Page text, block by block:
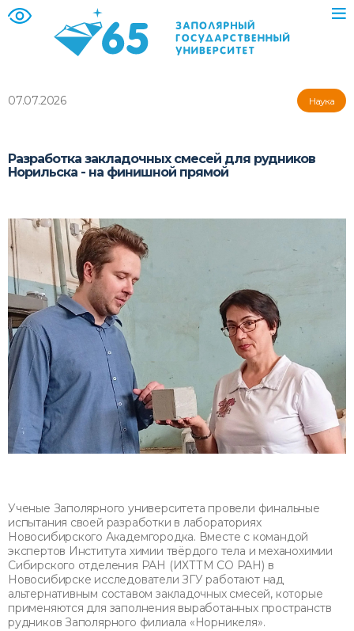
07.07.2026 Наука
Разработка закладочных смесей для рудников
Норильска - на финишной прямой
Ученые Заполярного университета провели финальные
испытания своей разработки в лабораториях
Новосибирского Академгородка. Вместе с командой
экспертов Института химии твёрдого тела и механохимии
Сибирского отделения РАН (ИХТТМ СО РАН) в
Новосибирске исследователи ЗГУ работают над
альтернативным составом закладочных смесей, которые
применяются для заполнения выработанных пространств
рудников Заполярного филиала «Норникеля».